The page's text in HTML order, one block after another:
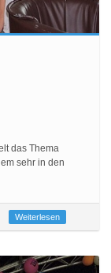
das Thema
sehr in den
Weiterlesen